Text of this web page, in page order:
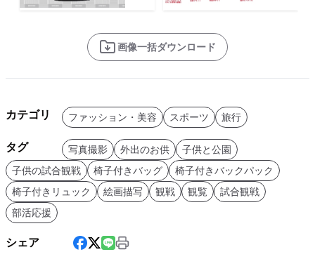
画像一括ダウンロード
カテゴリ ファッション・美容 スポーツ 旅行
タグ 写真撮影 外出のお供
子供と公園
子供の試合観戦
椅子付きバッグ
椅子付きバックパック
椅子付きリュック
絵画描写 観戦 観覧
試合観戦
部活応援
シェア